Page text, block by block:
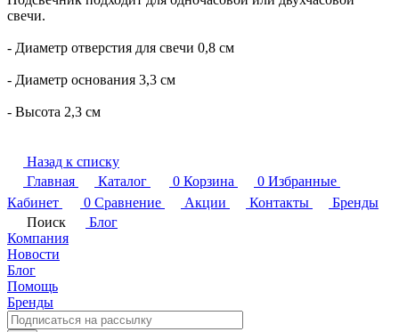
свечи.
- Диаметр отверстия для свечи 0,8 см
- Диаметр основания 3,3 см
- Высота 2,3 см
Назад к списку
Главная
Каталог 0 Корзина 0 Избранные
Кабинет
0 Сравнение Акции Контакты
Бренды
Поиск
Блог
Компания
Новости
Блог
Помощь
Бренды